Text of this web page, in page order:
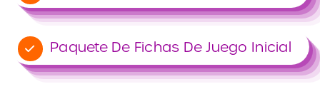
Paquete De Fichas De Juego Inicial